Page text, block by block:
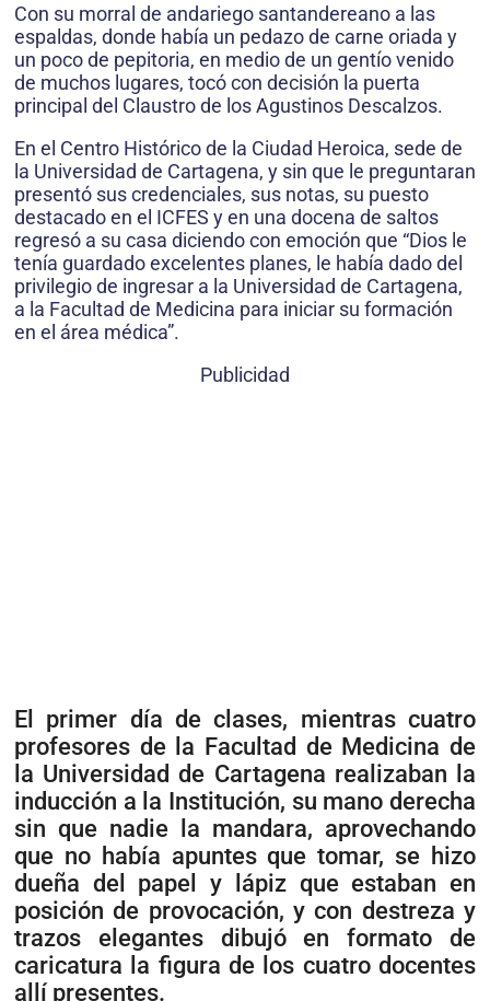
Con su morral de andariego santandereano a las
espaldas, donde había un pedazo de carne oriada y
un poco de pepitoria, en medio de un gentío venido
de muchos lugares, tocó con decisión la puerta
principal del Claustro de los Agustinos Descalzos.
En el Centro Histórico de la Ciudad Heroica, sede de
la Universidad de Cartagena, y sin que le preguntaran
presentó sus credenciales, sus notas, su puesto
destacado en el ICFES y en una docena de saltos
regresó a su casa diciendo con emoción que “Dios le
tenía guardado excelentes planes, le había dado del
privilegio de ingresar a la Universidad de Cartagena,
a la Facultad de Medicina para iniciar su formación
en el área médica”.
Publicidad
El primer día de clases, mientras cuatro
profesores de la Facultad de Medicina de
la Universidad de Cartagena realizaban la
inducción a la Institución, su mano derecha
sin que nadie la mandara, aprovechando
que no había apuntes que tomar, se hizo
dueña del papel y lápiz que estaban en
posición de provocación, y con destreza y
trazos elegantes dibujó en formato de
caricatura la figura de los cuatro docentes
allí presentes.